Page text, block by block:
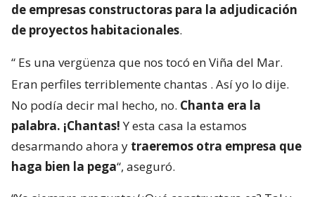
de empresas constructoras para la adjudicación
de proyectos habitacionales.
“ Es una vergüenza que nos tocó en Viña del Mar.
Eran perfiles terriblemente chantas . Así yo lo dije.
No podía decir mal hecho, no. Chanta era la
palabra. ¡Chantas!Y esta casa la estamos
desarmando ahora y traeremos otra empresa que
haga bien la pega“, aseguró.